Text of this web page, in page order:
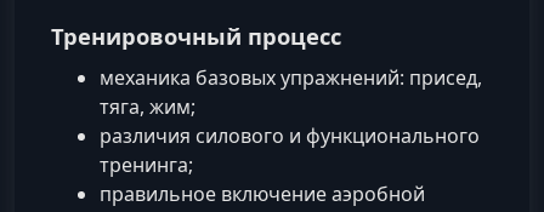
Тренировочный процесс
механика базовых упражнений: присед,
тяга, жим;
различия силового и функционального
тренинга;
правильное включение аэробной